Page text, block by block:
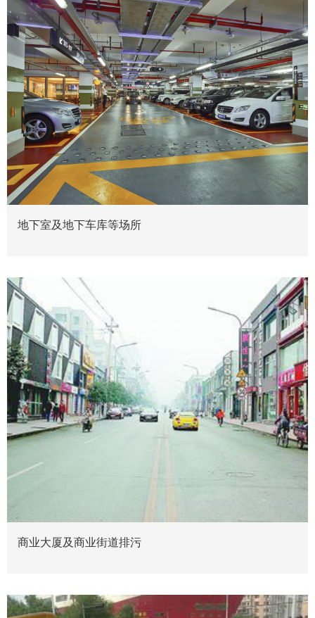
地下室及地下车库等场所
商业大厦及商业街道排污